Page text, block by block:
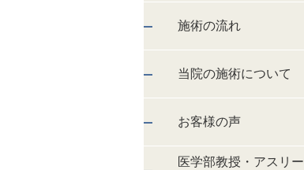
施術の流れ
当院の施術について
お客様の声
医学部教授・アスリー